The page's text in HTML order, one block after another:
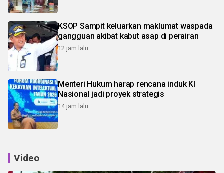
KSOP Sampit keluarkan maklumat waspada
gangguan akibat kabut asap di perairan
12 jam lalu
Menteri Hukum harap rencana induk KI
Nasional jadi proyek strategis
14 jam lalu
Video